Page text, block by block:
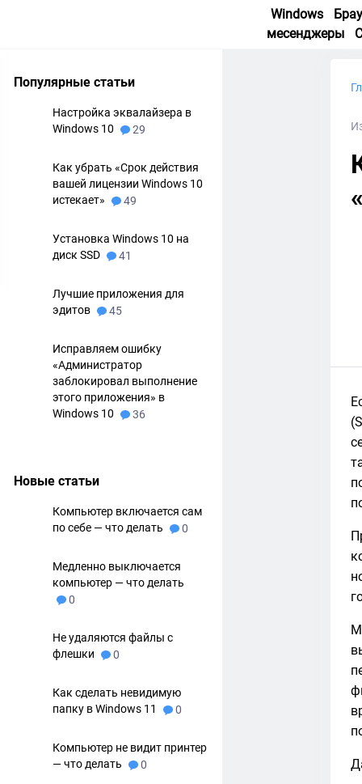
Windows
месенджеры
Популярные статьи
Настройка эквалайзера в
Windows 10
29
Как убрать «Срок действия
вашей лицензии Windows 10
истекает»
49
Установка Windows 10 на
диск SSD
41
Лучшие приложения для
эдитов
45
Исправляем ошибку
«Администратор
заблокировал выполнение
этого приложения» в
Windows 10
36
Новые статьи
Компьютер включается сам
по себе — что делать
0
Медленно выключается
компьютер — что делать
0
Не удаляются файлы с
флешки
0
Как сделать невидимую
папку в Windows 11
0
Компьютер не видит принтер
— что делать
0